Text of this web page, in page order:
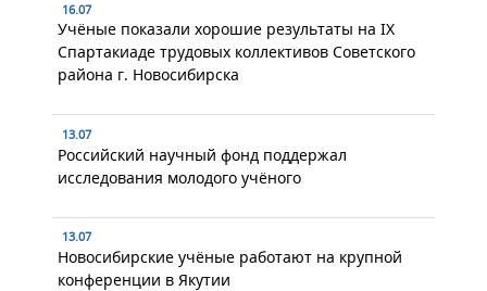
16.07
Учёные показали хорошие результаты на IX
Спартакиаде трудовых коллективов Советского
района г. Новосибирска
13.07
Российский научный фонд поддержал
исследования молодого учёного
13.07
Новосибирские учёные работают на крупной
конференции в Якутии